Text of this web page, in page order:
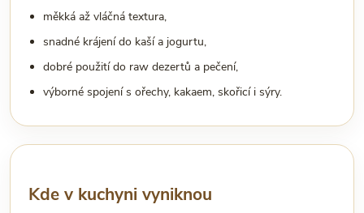
měkká až vláčná textura,
snadné krájení do kaší a jogurtu,
dobré použití do raw dezertů a pečení,
výborné spojení s ořechy, kakaem, skořicí i sýry.
Kde v kuchyni vyniknou